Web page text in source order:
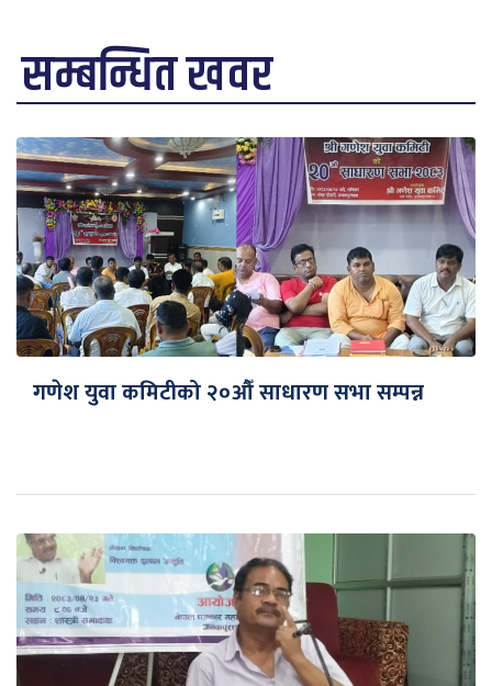
सम्बन्धित खवर
गणेश युवा कमिटीको २०औँ साधारण सभा सम्पन्न